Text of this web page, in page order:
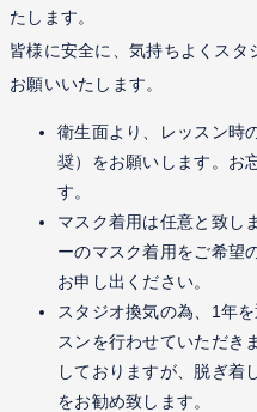
たします。
皆様に安全に、気持ちよくスタ
お願いいたします。
衛生面より、レッスン時
奨）をお願いします。お
す。
マスク着用は任意と致し
ーのマスク着用をご希望
お申し出ください。
スタジオ換気の為、1年
スンを行わせていただき
しておりますが、脱ぎ着
をお勧め致します。